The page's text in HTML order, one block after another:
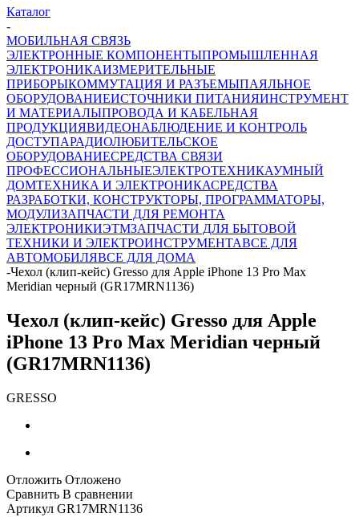
Каталог
-
МОБИЛЬНАЯ СВЯЗЬ
ЭЛЕКТРОННЫЕ КОМПОНЕНТЫПРОМЫШЛЕННАЯ
ЭЛЕКТРОНИКАИЗМЕРИТЕЛЬНЫЕ
ПРИБОРЫКОММУТАЦИЯ И РАЗЪЕМЫПАЯЛЬНОЕ
ОБОРУДОВАНИЕИСТОЧНИКИ ПИТАНИЯИНСТРУМЕНТ
И МАТЕРИАЛЫПРОВОДА И КАБЕЛЬНАЯ
ПРОДУКЦИЯВИДЕОНАБЛЮДЕНИЕ И КОНТРОЛЬ
ДОСТУПАРАДИОЛЮБИТЕЛЬСКОЕ
ОБОРУДОВАНИЕСРЕДСТВА СВЯЗИ
ПРОФЕССИОНАЛЬНЫЕЭЛЕКТРОТЕХНИКАУМНЫЙ
ДОМТЕХНИКА И ЭЛЕКТРОНИКАСРЕДСТВА
РАЗРАБОТКИ, КОНСТРУКТОРЫ, ПРОГРАММАТОРЫ,
МОДУЛИЗАПЧАСТИ ДЛЯ РЕМОНТА
ЭЛЕКТРОНИКИЭТМЗАПЧАСТИ ДЛЯ БЫТОВОЙ
ТЕХНИКИ И ЭЛЕКТРОИНСТРУМЕНТАВСЕ ДЛЯ
АВТОМОБИЛЯВСЕ ДЛЯ ДОМА
-Чехол (клип-кейс) Gresso для Apple iPhone 13 Pro Max
Meridian черный (GR17MRN1136)
Чехол (клип-кейс) Gresso для Apple
iPhone 13 Pro Max Meridian черный
(GR17MRN1136)
GRESSO
Отложить Отложено
Сравнить В сравнении
Артикул GR17MRN1136